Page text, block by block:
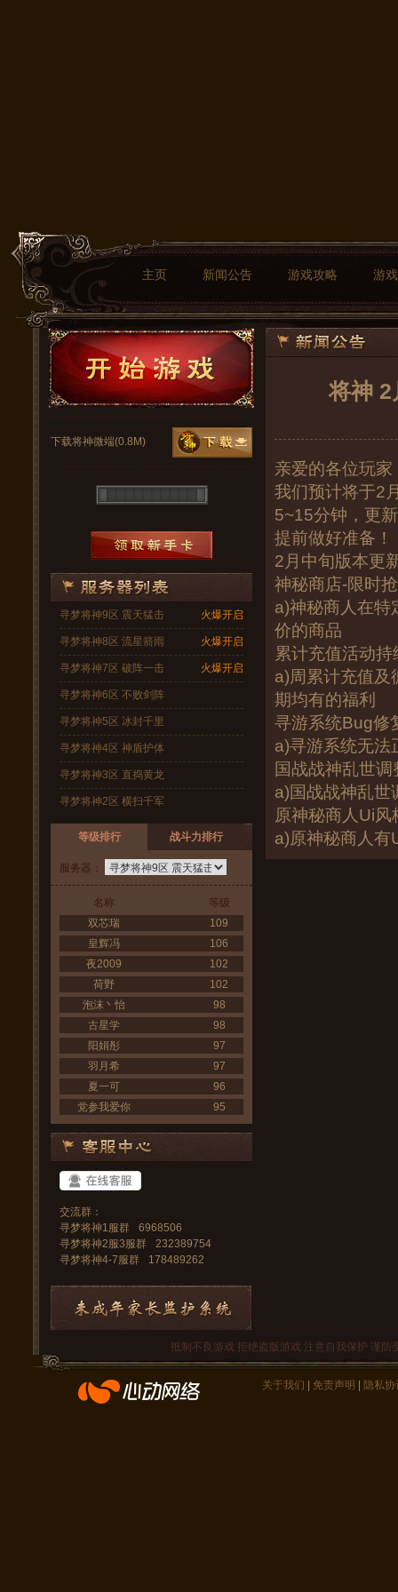
主页 新闻公告 游戏攻略 游
下载将神微端(0.8M)
火爆开启
寻梦将神9区 震天猛击
火爆开启
寻梦将神8区 流星箭雨
火爆开启
寻梦将神7区 破阵一击
寻梦将神6区 不败剑阵
寻梦将神5区 冰封千里
寻梦将神4区 神盾护体
寻梦将神3区 直捣黄龙
寻梦将神2区 横扫千军
等级排行 战斗力排行
服务器：
名称
等级
双芯瑞
109
皇辉冯
106
夜2009
102
荷野
102
泡沫丶怡
98
古星学
98
阳娟彤
97
羽月希
97
夏一可
96
党参我爱你
95
交流群：
寻梦将神1服群
6968506
寻梦将神2服3服群
232389754
寻梦将神4-7服群
178489262
将神 2
亲爱的各位玩家
我们预计将于2
5~15分钟，更
提前做好准备！
2月中旬版本更
神秘商店-限时
a)神秘商人在特
价的商品
累计充值活动持
a)周累计充值及
期均有的福利
寻游系统Bug修
a)寻游系统无法
国战战神乱世调
a)国战战神乱世
原神秘商人Ui风
a)原神秘商人有
抵制不良游戏 拒绝盗版游戏 注意自我保护 谨
关于我们 免责声明 隐私协